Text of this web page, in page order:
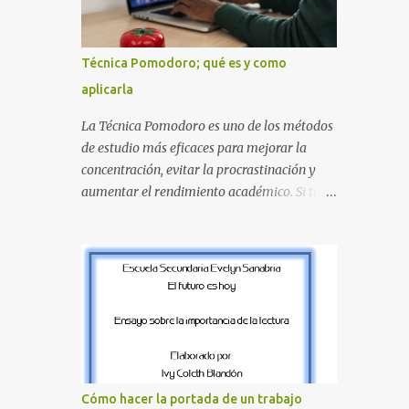
proyectos escolares. En esta guía
descubrirás cuáles son los errores más
comunes al estudiar, por qué afectan tu
rendimiento y qué puedes hacer para
evitarlos. Si eres estudiante de primaria,
secundaria, bachillerato o universidad, estos
consejos te ayudarán a desarrollar hábitos
de estudio mucho más efectivos. ¿Por qué es
importante identificar los errores al
buenos resultados. Sin embargo, la calidad
del estudio es mucho más importante que la
cantidad de tiempo invertido. Cuando
detectas y corrige...
Técnica Pomodoro; qué es y como
aplicarla
La Técnica Pomodoro es uno de los métodos
de estudio más eficaces para mejorar la
concentración, evitar la procrastinación y
aumentar el rendimiento académico. Si tu
cada minuto de estudio sin sentirte agotado.
Técnica Pomodoro: qué es, cómo funciona y
Técnica Pomodoro es un método de
mejorar la concentración y la productividad.
Consiste en dividir el estudio en bloques
Cómo hacer la portada de un trabajo